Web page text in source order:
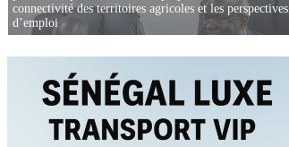
connectivité des territoires agricoles et les perspectives
d’emploi